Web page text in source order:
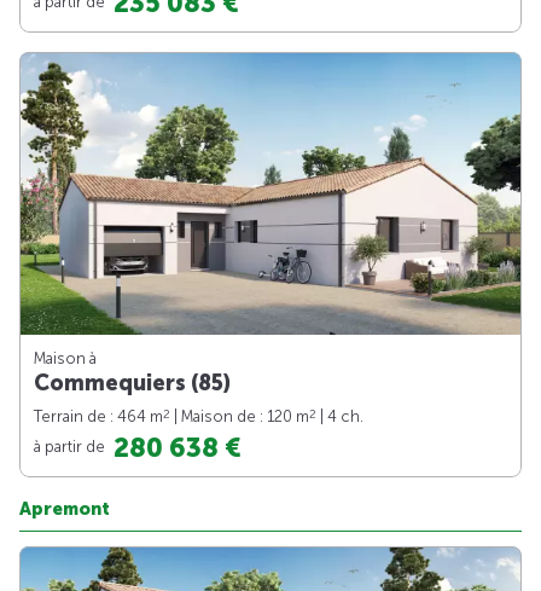
Maison à
Commequiers (85)
Terrain de : 464 m2 | Maison de : 120 m2
| 4 ch.
à partir de 280 638 €
Apremont